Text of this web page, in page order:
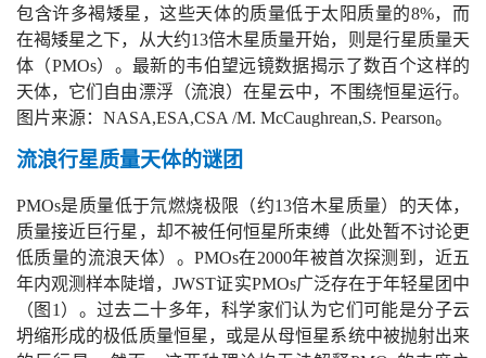
包含许多褐矮星，这些天体的质量低于太阳质量的8%，而
在褐矮星之下，从大约13倍木星质量开始，则是行星质量天
体（PMOs）。最新的韦伯望远镜数据揭示了数百个这样的
天体，它们自由漂浮（流浪）在星云中，不围绕恒星运行。
图片来源：NASA,ESA,CSA /M. McCaughrean,S. Pearson。
流浪行星质量天体的谜团
PMOs是质量低于氘燃烧极限（约13倍木星质量）的天体，
质量接近巨行星，却不被任何恒星所束缚（此处暂不讨论更
低质量的流浪天体）。PMOs在2000年被首次探测到，近五
年内观测样本陡增，JWST证实PMOs广泛存在于年轻星团中
（图1）。过去二十多年，科学家们认为它们可能是分子云
坍缩形成的极低质量恒星，或是从母恒星系统中被抛射出来